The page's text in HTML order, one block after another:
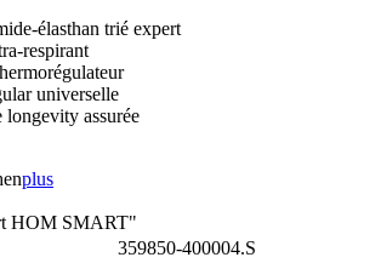
élasthan trié expert
respirant
universelle
assurée
plus
HOM SMART"
359850-400004.S